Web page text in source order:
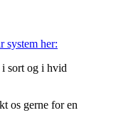
system her:
i sort og i hvid
os gerne for en